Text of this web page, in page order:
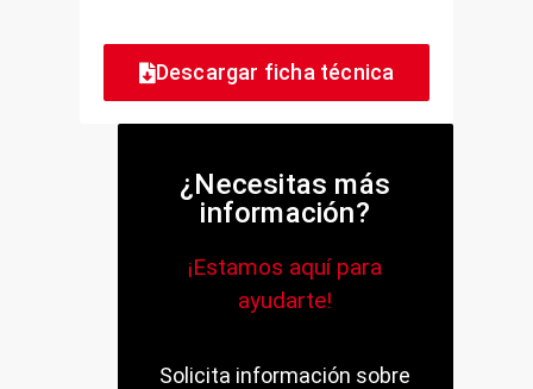
Descargar ficha técnica
¿Necesitas más
información?
¡Estamos aquí para
ayudarte!
Solicita información sobre